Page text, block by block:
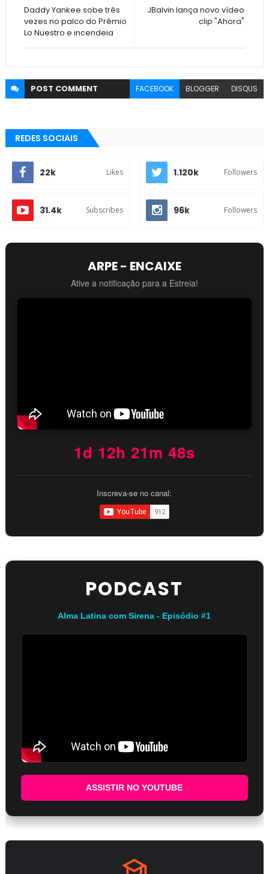
JBalvin lança novo vídeo
clip "Ahora"
Daddy Yankee sobe três
vezes no palco do Prêmio
Lo Nuestro e incendeia
POST COMMENT FACEBOOK BLOGGER DISQUS
REDES SOCIAIS
22k Likes 1.120k Followers
31.4k Subscribes 96k Followers
ARPE - ENCAIXE
Ative a notificação para a Estreia!
1d 12h 21m 47s
Inscreva-se no canal:
PODCAST
Alma Latina com Sirena - Episódio #1
ASSISTIR NO YOUTUBE